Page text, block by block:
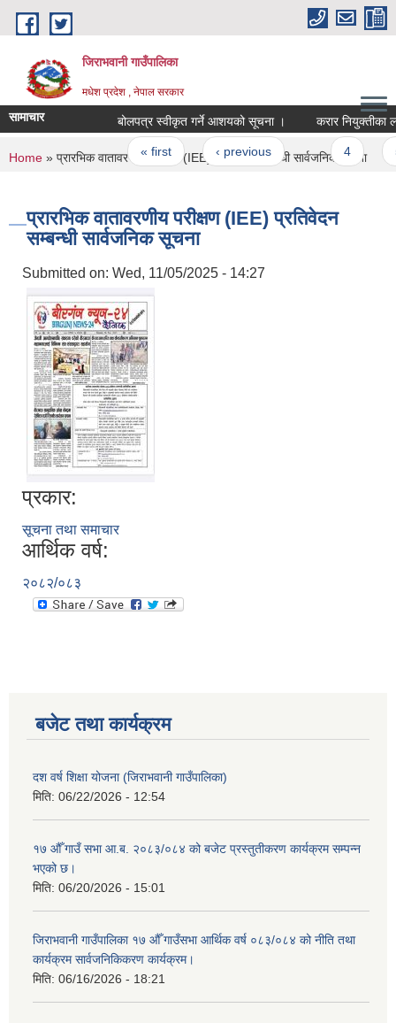
Skip to main content
जिराभवानी गाउँपालिका
मधेश प्रदेश , नेपाल सरकार
सामाचार बोलपत्र स्वीकृत गर्ने आशयको सूचना । करार नियुक्तीका
Pages
« first ‹ previous … 4
You are here
Home » प्रारभिक वातावरणीय परीक्षण (IEE) प्रतिवेदन सम्बन्धी सार्वजनिक सूचना
प्रारभिक वातावरणीय परीक्षण (IEE) प्रतिवेदन
सम्बन्धी सार्वजनिक सूचना
Submitted on: Wed, 11/05/2025 - 14:27
प्रकार:
सूचना तथा समाचार
आर्थिक वर्ष:
२०८२/०८३
बजेट तथा कार्यक्रम
दश वर्ष शिक्षा योजना (जिराभवानी गाउँपालिका)
मिति: 06/22/2026 - 12:54
१७ औँ गाउँ सभा आ.ब. २०८३/०८४ को बजेट प्रस्तुतीकरण कार्यक्रम सम्पन्न
भएको छ।
मिति: 06/20/2026 - 15:01
जिराभवानी गाउँपालिका १७ औँ गाउँसभा आर्थिक वर्ष ०८३/०८४ को नीति तथा
कार्यक्रम सार्वजनिकिकरण कार्यक्रम।
मिति: 06/16/2026 - 18:21